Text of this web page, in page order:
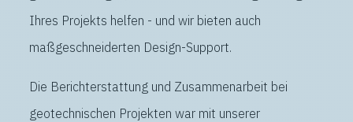
Ihres Projekts helfen - und wir bieten auch
maßgeschneiderten Design-Support.
Die Berichterstattung und Zusammenarbeit bei
geotechnischen Projekten war mit unserer